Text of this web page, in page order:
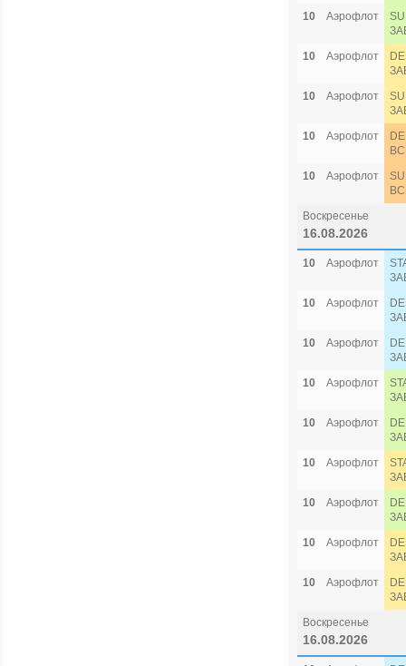
10
Аэрофлот
10
Аэрофлот
10
Аэрофлот
10
Аэрофлот
10
Аэрофлот
Воскресенье
16.08.2026
10 Аэрофлот
10
Аэрофлот
10
Аэрофлот
10
Аэрофлот
10
Аэрофлот
10
Аэрофлот
10
Аэрофлот
10
Аэрофлот
10
Аэрофлот
Воскресенье
16.08.2026